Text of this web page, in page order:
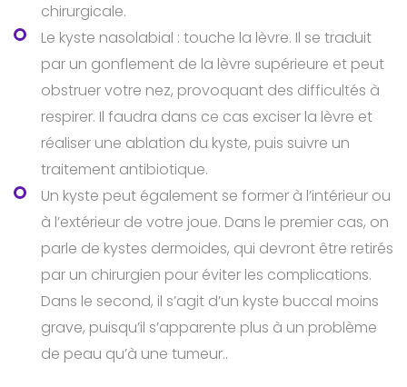
chirurgicale.
Le kyste nasolabial : touche la lèvre. Il se traduit
par un gonflement de la lèvre supérieure et peut
obstruer votre nez, provoquant des difficultés à
respirer. Il faudra dans ce cas exciser la lèvre et
réaliser une ablation du kyste, puis suivre un
traitement antibiotique.
Un kyste peut également se former à l’intérieur ou
à l’extérieur de votre joue. Dans le premier cas, on
parle de kystes dermoides, qui devront être retirés
par un chirurgien pour éviter les complications.
Dans le second, il s’agit d’un kyste buccal moins
grave, puisqu’il s’apparente plus à un problème
de peau qu’à une tumeur..